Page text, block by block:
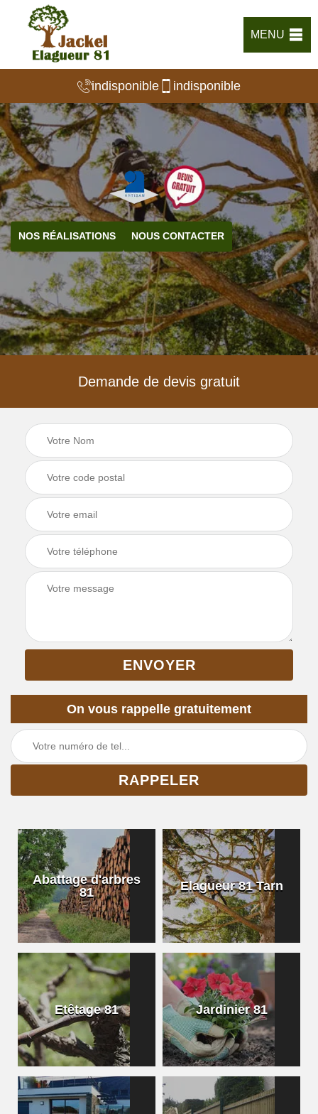
MENU
indisponible indisponible
NOS RÉALISATIONS NOUS CONTACTER
Demande de devis gratuit
On vous rappelle gratuitement
Abattage d'arbres
81
Elagueur 81 Tarn
Etêtage 81 Jardinier 81